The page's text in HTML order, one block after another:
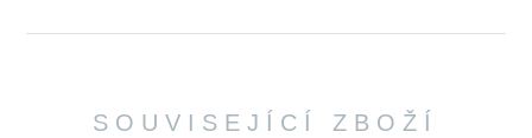
SOUVISEJÍCÍ ZBOŽÍ